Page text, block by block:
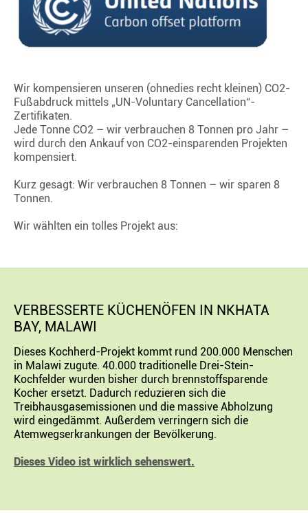
Wir kompensieren unseren (ohnedies recht kleinen) CO2-
Fußabdruck mittels „UN-Voluntary Cancellation“-
Zertifikaten.
Jede Tonne CO2 – wir verbrauchen 8 Tonnen pro Jahr –
wird durch den Ankauf von CO2-einsparenden Projekten
kompensiert.
Kurz gesagt: Wir verbrauchen 8 Tonnen – wir sparen 8
Tonnen.
Wir wählten ein tolles Projekt aus:
VERBESSERTE KÜCHENÖFEN IN NKHATA
BAY, MALAWI
Dieses Kochherd-Projekt kommt rund 200.000 Menschen
in Malawi zugute. 40.000 traditionelle Drei-Stein-
Kochfelder wurden bisher durch brennstoffsparende
Kocher ersetzt. Dadurch reduzieren sich die
Treibhausgasemissionen und die massive Abholzung
wird eingedämmt. Außerdem verringern sich die
Atemwegserkrankungen der Bevölkerung.
Dieses Video ist wirklich sehenswert.